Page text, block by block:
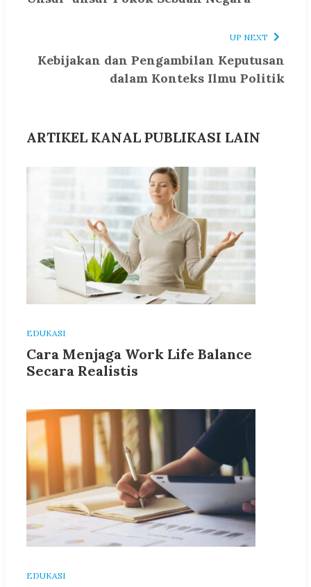
UP NEXT
Kebijakan dan Pengambilan Keputusan
dalam Konteks Ilmu Politik
ARTIKEL KANAL PUBLIKASI LAIN
EDUKASI
Cara Menjaga Work Life Balance
Secara Realistis
EDUKASI